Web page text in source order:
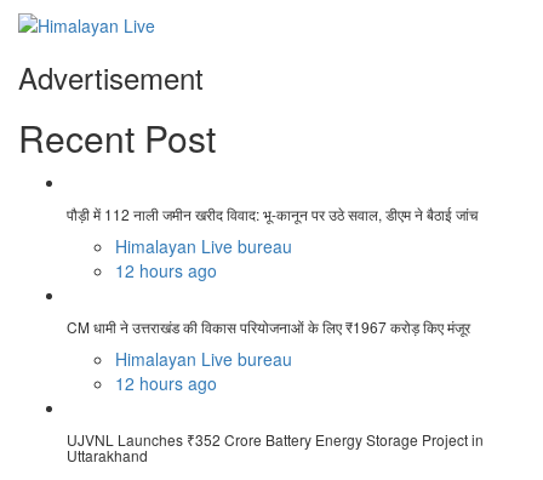
Advertisement
Recent Post
पौड़ी में 112 नाली जमीन खरीद विवाद: भू-कानून पर उठे सवाल, डीएम ने बैठाई जांच
Himalayan Live bureau
12 hours ago
CM धामी ने उत्तराखंड की विकास परियोजनाओं के लिए ₹1967 करोड़ किए मंजूर
Himalayan Live bureau
12 hours ago
UJVNL Launches ₹352 Crore Battery Energy Storage Project in
Uttarakhand